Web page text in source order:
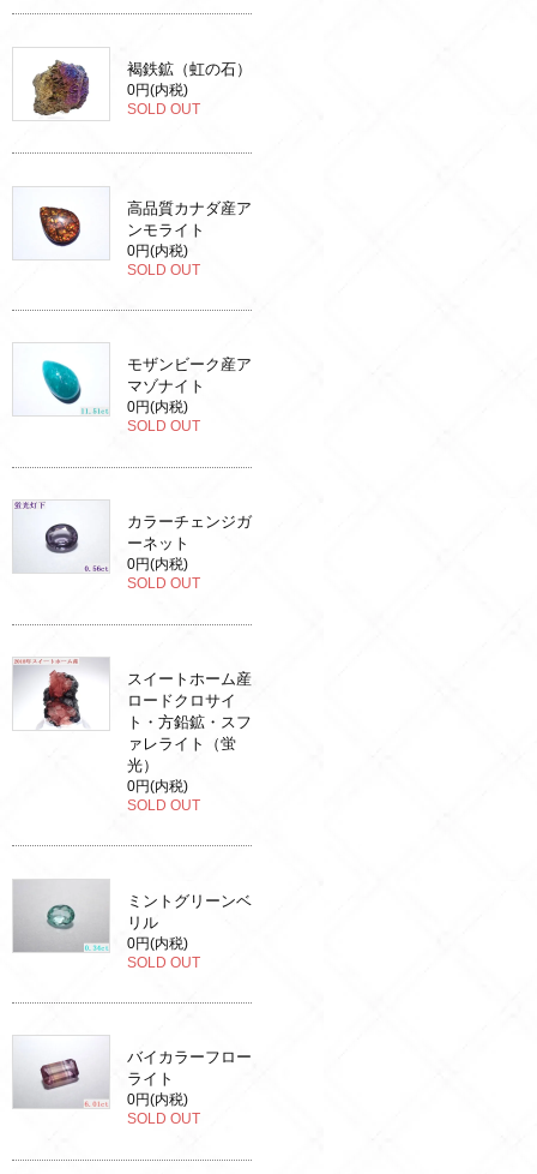
褐鉄鉱（虹の石）
0円(内税)
SOLD OUT
高品質カナダ産ア
ンモライト
0円(内税)
SOLD OUT
モザンビーク産ア
マゾナイト
0円(内税)
SOLD OUT
カラーチェンジガ
ーネット
0円(内税)
SOLD OUT
スイートホーム産
ロードクロサイ
ト・方鉛鉱・スフ
ァレライト（蛍
光）
0円(内税)
SOLD OUT
ミントグリーンベ
リル
0円(内税)
SOLD OUT
バイカラーフロー
ライト
0円(内税)
SOLD OUT